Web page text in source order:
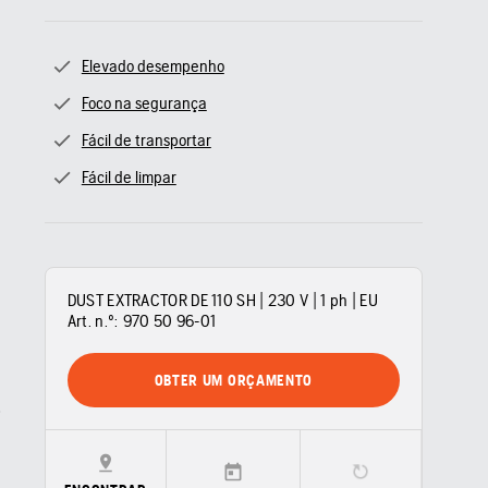
Elevado desempenho
Foco na segurança
Fácil de transportar
Fácil de limpar
DUST EXTRACTOR DE 110 SH | 230 V | 1 ph | EU
Art. n.º: 970 50 96‑01
OBTER UM ORÇAMENTO